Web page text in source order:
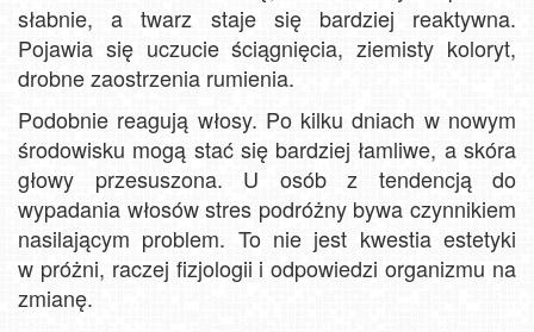
słabnie, a twarz staje się bardziej reaktywna.
Pojawia się uczucie ściągnięcia, ziemisty koloryt,
drobne zaostrzenia rumienia.
Podobnie reagują włosy. Po kilku dniach w nowym
środowisku mogą stać się bardziej łamliwe, a skóra
głowy przesuszona. U osób z tendencją do
wypadania włosów stres podróżny bywa czynnikiem
nasilającym problem. To nie jest kwestia estetyki
w próżni, raczej fizjologii i odpowiedzi organizmu na
zmianę.